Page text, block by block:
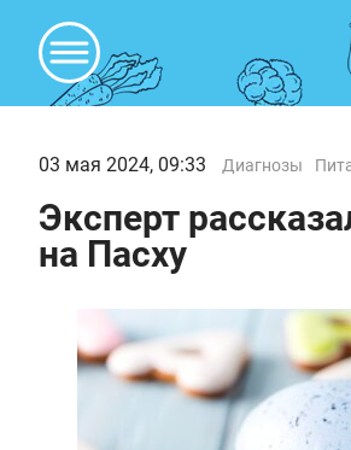
03 мая 2024, 09:33 Диагнозы
Эксперт
на Пасху